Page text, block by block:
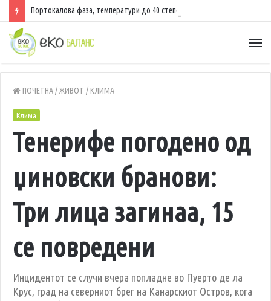
Портокалова фаза, температури до 40 степени
ПОЧЕТНА/ЖИВОТ / КЛИМА
Клима
Тенерифе погодено од
џиновски бранови:
Три лица загинаа, 15
се повредени
Инцидентот се случи вчера попладне во Пуерто де ла
Крус, град на северниот брег на Канарскиот Остров, кога